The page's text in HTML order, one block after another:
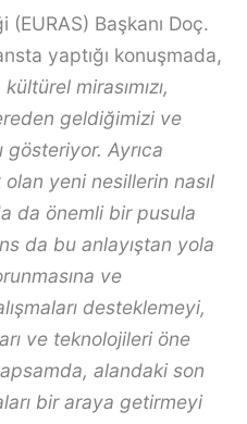
Başkanı Doç.
yaptığı konuşmada,
mirasımızı,
geldiğimizi ve
gösteriyor. Ayrıca
olan yeni nesillerin nasıl
da önemli bir pusula
da bu anlayıştan yola
ve
desteklemeyi,
ve teknolojileri öne
alandaki son
bir araya getirmeyi